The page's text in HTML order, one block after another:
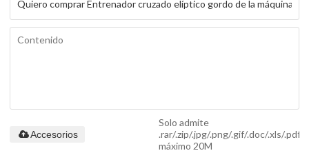
Solo admite
.rar/.zip/.jpg/.png/.gif/.doc/.xls/.pdf,
máximo 20M
Accesorios